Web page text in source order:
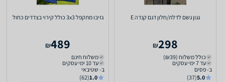
גגון גשם לדלת/חלון דגם קנדה E
298
₪
כולל משלוח (₪39)
עד 7 ימי עסקים
ב- פסים
5.0
(37)
גזיבו מתקפל 3x3 כולל קירוי בצדדים כחול
489
₪
משלוח חינם
עד 10 ימי עסקים
ב- שטיבאי
1.0
(62)